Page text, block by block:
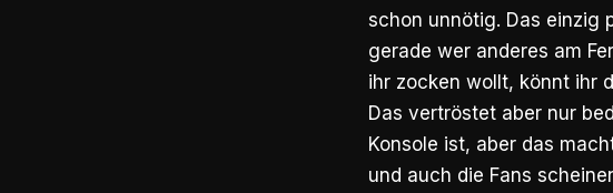
schon unnötig. Das einzig
gerade wer anderes am
ihr zocken wollt, könnt ihr
Das vertröstet aber nur
Konsole ist, aber das
und auch die Fans